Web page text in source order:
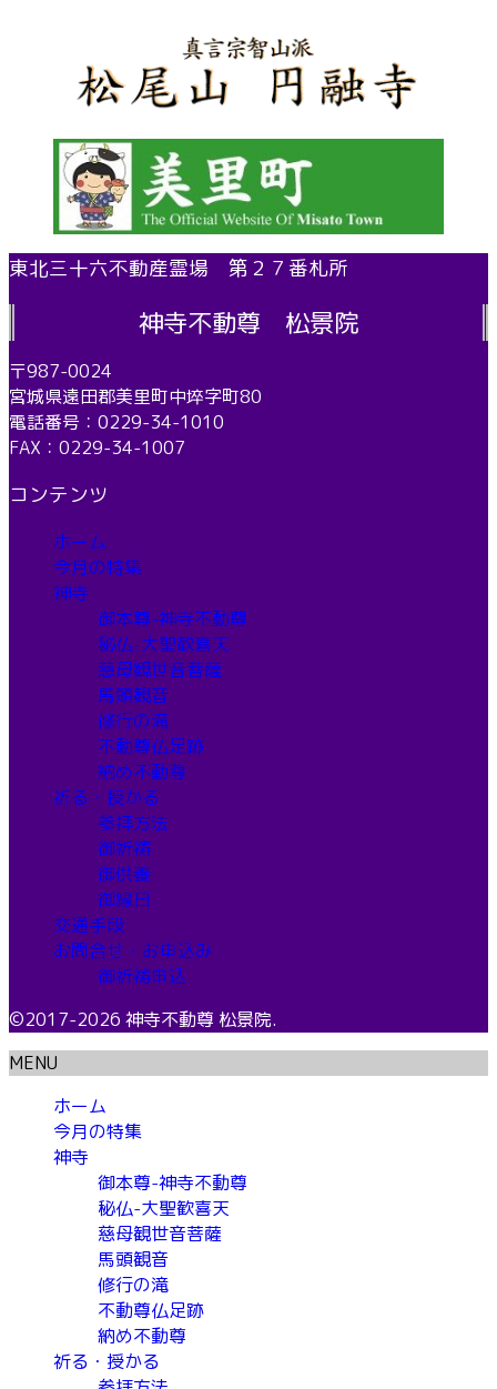
東北三十六不動産霊場 第２７番札所
神寺不動尊 松景院
〒987-0024
宮城県遠田郡美里町中埣字町80
電話番号：0229-34-1010
FAX：0229-34-1007
コンテンツ
ホーム
今月の特集
神寺
御本尊-神寺不動尊
秘仏-大聖歓喜天
慈母観世音菩薩
馬頭観音
修行の滝
不動尊仏足跡
納め不動尊
祈る・授かる
参拝方法
御祈祷
御供養
御縁日
交通手段
お問合せ・お申込み
御祈祷申込
©2017-2026 神寺不動尊 松景院.
MENU
ホーム
今月の特集
神寺
御本尊-神寺不動尊
秘仏-大聖歓喜天
慈母観世音菩薩
馬頭観音
修行の滝
不動尊仏足跡
納め不動尊
祈る・授かる